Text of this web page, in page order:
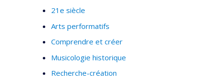
21e siècle
Arts performatifs
Comprendre et créer
Musicologie historique
Recherche-création